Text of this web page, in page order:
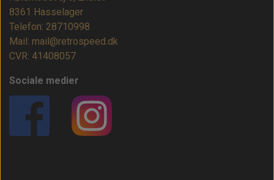
8361 Hasselager
Telefon: 28710998
Mail: mail@retrospeed.dk
CVR: 41408057
Sociale medier